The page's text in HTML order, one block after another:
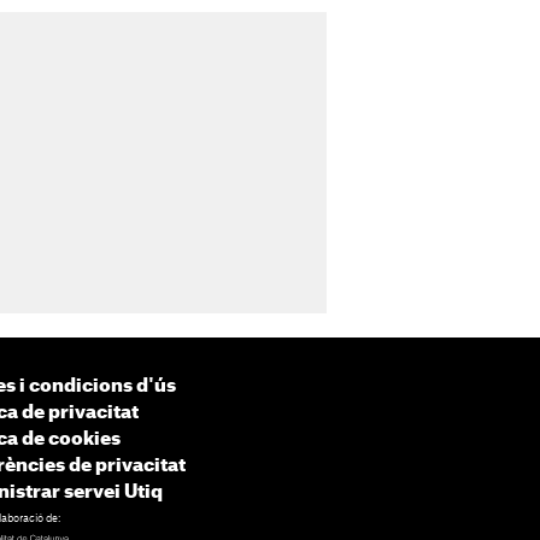
i condicions d'ús
de privacitat
de cookies
de privacitat
servei Utiq
de: